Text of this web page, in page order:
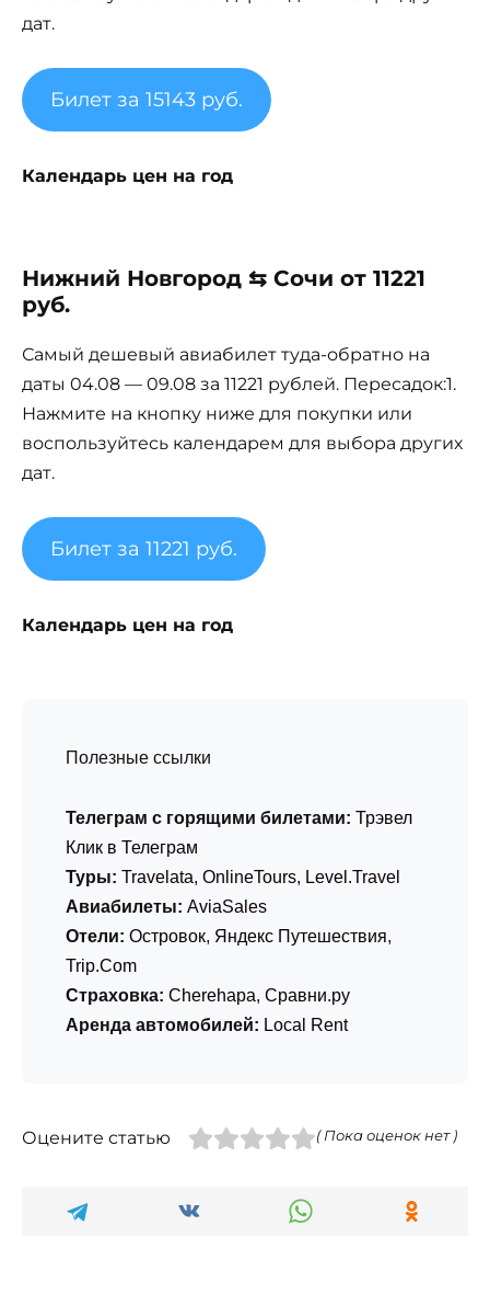
дат.
Билет за 15143 руб.
Календарь цен на год
Нижний Новгород ⇆ Сочи от 11221
руб.
Самый дешевый авиабилет туда-обратно на
даты 04.08 — 09.08 за 11221 рублей. Пересадок:1.
Нажмите на кнопку ниже для покупки или
воспользуйтесь календарем для выбора других
дат.
Билет за 11221 руб.
Календарь цен на год
Полезные ссылки
Телеграм с горящими билетами: Трэвел
Клик в Телеграм
Туры: Travelata, OnlineTours, Level.Travel
Авиабилеты: AviaSales
Отели: Островок, Яндекс Путешествия,
Trip.Com
Страховка: Cherehapa, Сравни.ру
Аренда автомобилей: Local Rent
Оцените статью ( Пока оценок нет )